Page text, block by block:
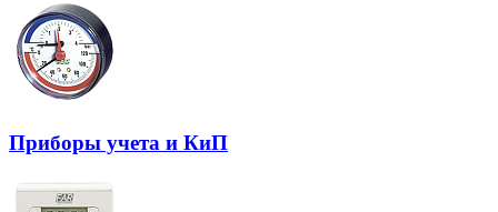
Приборы учета и КиП